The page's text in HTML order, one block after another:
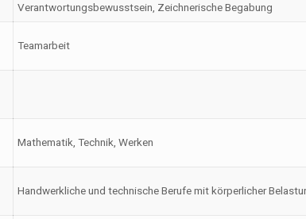
Verantwortungsbewusstsein, Zeichnerische Begabung
Teamarbeit
Mathematik, Technik, Werken
Handwerkliche und technische Berufe mit körperlicher